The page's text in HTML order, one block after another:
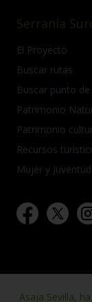
Serranía
El Proyecto
Buscar rutas
Buscar punto
Patrimonio
Patrimonio
Recursos
Mujer y Juventud
Asaja Sevilla,